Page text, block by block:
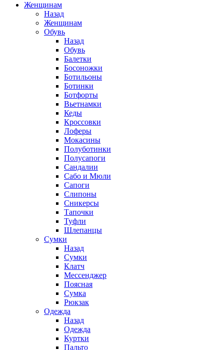
Женщинам
Назад
Женщинам
Обувь
Назад
Обувь
Балетки
Босоножки
Ботильоны
Ботинки
Ботфорты
Вьетнамки
Кеды
Кроссовки
Лоферы
Мокасины
Полуботинки
Полусапоги
Сандалии
Сабо и Мюли
Сапоги
Слипоны
Сникерсы
Тапочки
Туфли
Шлепанцы
Cумки
Назад
Cумки
Клатч
Мессенджер
Поясная
Сумка
Рюкзак
Одежда
Назад
Одежда
Куртки
Пальто